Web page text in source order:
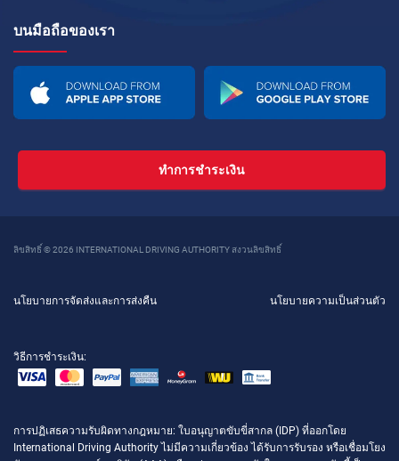
บนมือถือของเรา
ทำการชำระเงิน
ลิขสิทธิ์ © 2026 INTERNATIONAL DRIVING AUTHORITY สงวนลิขสิทธิ์
นโยบายการจัดส่งและการส่งคืน นโยบายความเป็นส่วนตัว
วิธีการชำระเงิน:
การปฏิเสธความรับผิดทางกฎหมาย: ใบอนุญาตขับขี่สากล (IDP) ที่ออกโดย
International Driving Authority ไม่มีความเกี่ยวข้อง ได้รับการรับรอง หรือเชื่อมโยง